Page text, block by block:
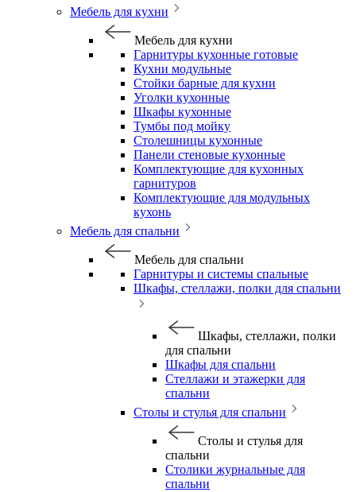
Мебель для кухни
Мебель для кухни
Гарнитуры кухонные готовые
Кухни модульные
Стойки барные для кухни
Уголки кухонные
Шкафы кухонные
Тумбы под мойку
Столешницы кухонные
Панели стеновые кухонные
Комплектующие для кухонных
гарнитуров
Комплектующие для модульных
кухонь
Мебель для спальни
Мебель для спальни
Гарнитуры и системы спальные
Шкафы, стеллажи, полки для спальни
Шкафы, стеллажи, полки
для спальни
Шкафы для спальни
Стеллажи и этажерки для
спальни
Столы и стулья для спальни
Столы и стулья для
спальни
Столики журнальные для
спальни